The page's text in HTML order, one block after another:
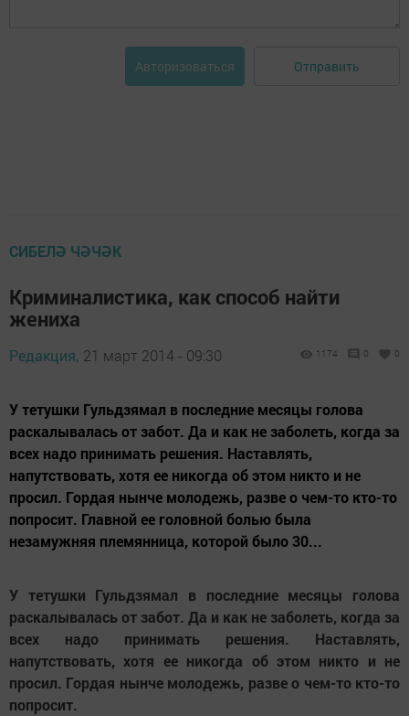
Авторизоваться Отправить
СИБЕЛӘ ЧӘЧӘК
Криминалистика, как способ найти
жениха
Редакция, 21 март 2014 - 09:30 1174 0 0
У тетушки Гульдзямал в последние месяцы голова
раскалывалась от забот. Да и как не заболеть, когда за
всех надо принимать решения. Наставлять,
напутствовать, хотя ее никогда об этом никто и не
просил. Гордая нынче молодежь, разве о чем-то кто-то
попросит. Главной ее головной болью была
незамужняя племянница, которой было 30...
У тетушки Гульдзямал в последние месяцы голова
раскалывалась от забот. Да и как не заболеть, когда за
всех надо принимать решения. Наставлять,
напутствовать, хотя ее никогда об этом никто и не
просил. Гордая нынче молодежь, разве о чем-то кто-то
попросит.